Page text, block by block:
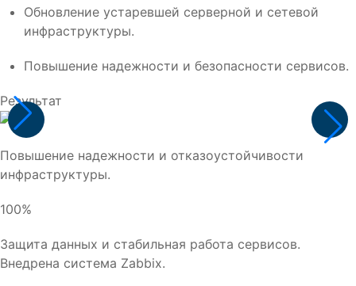
Обновление устаревшей серверной и сетевой
инфраструктуры.
Повышение надежности и безопасности сервисов.
Результат
Повышение надежности и отказоустойчивости
инфраструктуры.
100%
Защита данных и стабильная работа сервисов.
Внедрена система Zabbix.